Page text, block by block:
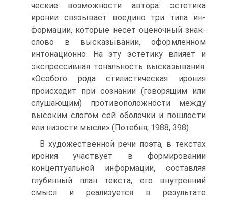
ческие возможности автора: эстетика
иронии связывает воедино три типа ин­
формации, которые несет оценочный знак-
слово в высказывании, оформлен­ном
интонационно. На эту эстетику влияет и
экспрессивная тональность выска­зывания:
«Особого рода стилистическая ирония
происходит при сознании (го­ворящим или
слушающим) противоположности между
высоким слогом сей оболочки и пошлости
или низости мысли» (Потебня, 1988, 398).
В художественной речи поэта, в текстах
ирония участвует в формиро­вании
концептуальной информации, составляя
глубинный план текста, его внутренний
смысл и реализуется в результате